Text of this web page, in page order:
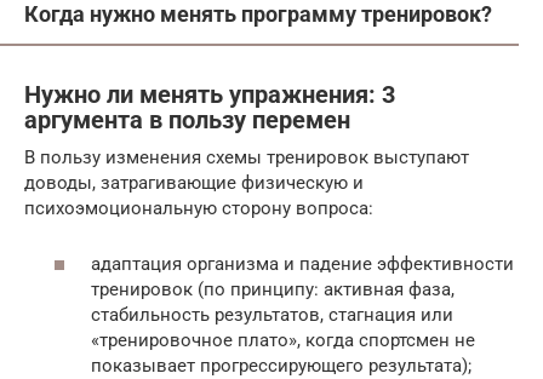
Когда нужно менять программу тренировок?
Нужно ли менять упражнения: 3
аргумента в пользу перемен
В пользу изменения схемы тренировок выступают
доводы, затрагивающие физическую и
психоэмоциональную сторону вопроса:
адаптация организма и падение эффективности
тренировок (по принципу: активная фаза,
стабильность результатов, стагнация или
«тренировочное плато», когда спортсмен не
показывает прогрессирующего результата);